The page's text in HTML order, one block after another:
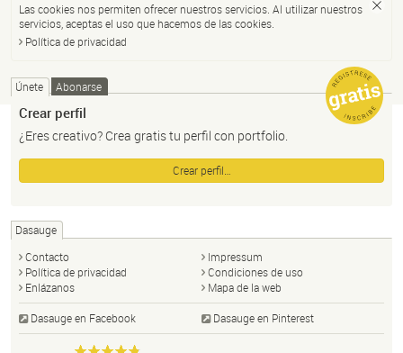
Las cookies nos permiten ofrecer nuestros servicios. Al utilizar nuestros
servicios, aceptas el uso que hacemos de las cookies.
Política de privacidad
Únete Abonarse
Crear perfil
¿Eres creativo? Crea gratis tu perfil con portfolio.
Crear perfil…
Dasauge
Contacto
Impressum
Política de privacidad
Condiciones de uso
Enlázanos
Mapa de la web
Dasauge en Facebook Dasauge en Pinterest